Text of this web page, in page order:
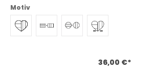
Bereits 10 Mal sind beide Mannschaften
Qualifikationsspiel gegeneinander angetreten. Du
lebst und liebst in Deutschland aber dein
dein Heimatland? Du fühlst dich hin- und hergerissen und
Heimatkurve® Trikot entwickelt mit dem
deinem Heimat- oder Lieblingsland zum
Motiv
36,00 €*